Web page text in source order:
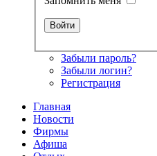
Забыли пароль?
Забыли логин?
Регистрация
Главная
Новости
Фирмы
Афиша